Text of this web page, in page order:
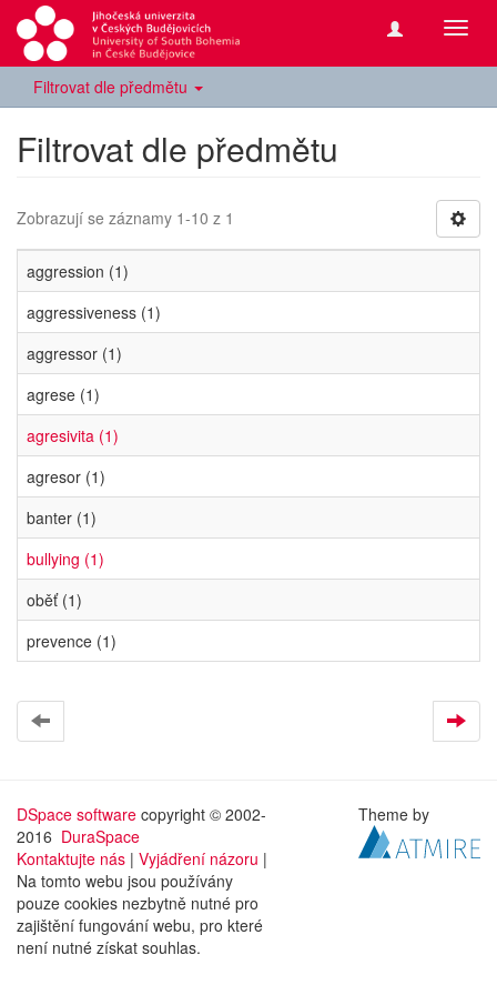
Filtrovat dle předmětu
Filtrovat dle předmětu
Zobrazují se záznamy 1-10 z 1
aggression (1)
aggressiveness (1)
aggressor (1)
agrese (1)
agresivita (1)
agresor (1)
banter (1)
bullying (1)
oběť (1)
prevence (1)
DSpace software copyright © 2002-
2016 DuraSpace
Kontaktujte nás | Vyjádření názoru |
Na tomto webu jsou používány
pouze cookies nezbytně nutné pro
zajištění fungování webu, pro které
není nutné získat souhlas.
Theme by